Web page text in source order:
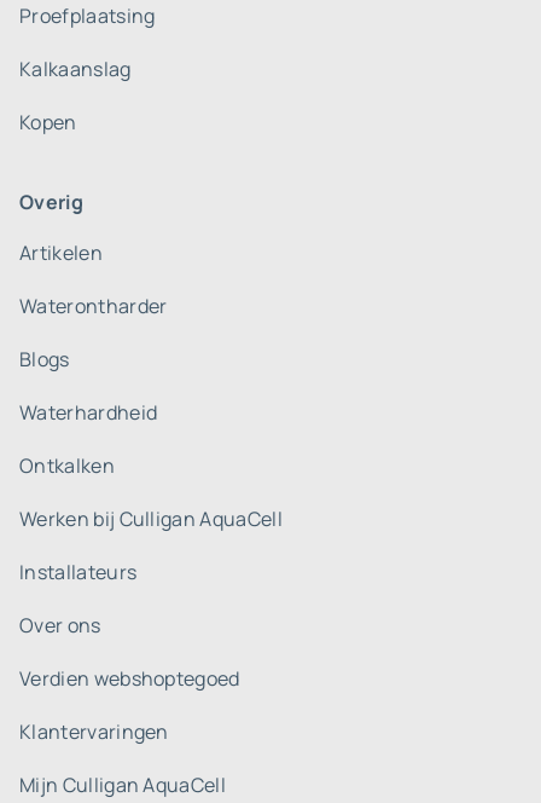
Proefplaatsing
Kalkaanslag
Kopen
Overig
Artikelen
Waterontharder
Blogs
Waterhardheid
Ontkalken
Werken bij Culligan AquaCell
Installateurs
Over ons
Verdien webshoptegoed
Klantervaringen
Mijn Culligan AquaCell